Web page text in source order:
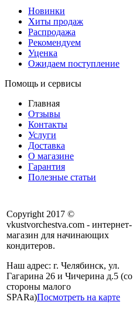
Новинки
Хиты продаж
Распродажа
Рекомендуем
Уценка
Ожидаем поступление
Помощь и сервисы
Главная
Отзывы
Контакты
Услуги
Доставка
О магазине
Гарантия
Полезные статьи
Copyright 2017 ©
vkustvorchestva.com - интернет-
магазин для начинающих
кондитеров.
Наш адрес: г. Челябинск, ул.
Гагарина 26 и Чичерина д.5 (со
стороны малого
SPARa)Посмотреть на карте